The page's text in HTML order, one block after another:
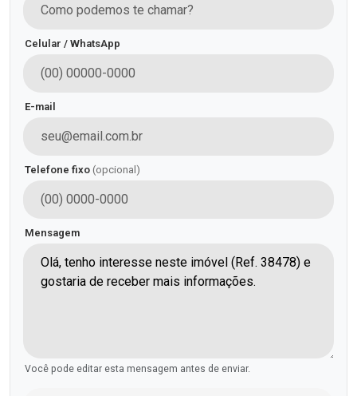
Celular / WhatsApp
E-mail
Telefone fixo (opcional)
Mensagem
Você pode editar esta mensagem antes de enviar.